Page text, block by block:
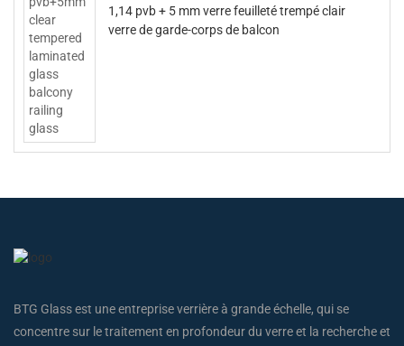
1,14 pvb + 5 mm verre feuilleté trempé clair
verre de garde-corps de balcon
BTG Glass est une entreprise verrière à grande échelle, qui se
concentre sur le traitement en profondeur du verre et la recherche et